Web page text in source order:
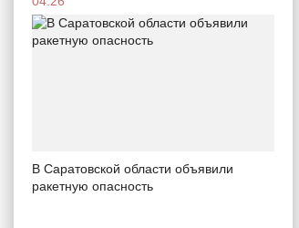
В Саратовской области объявили
ракетную опасность